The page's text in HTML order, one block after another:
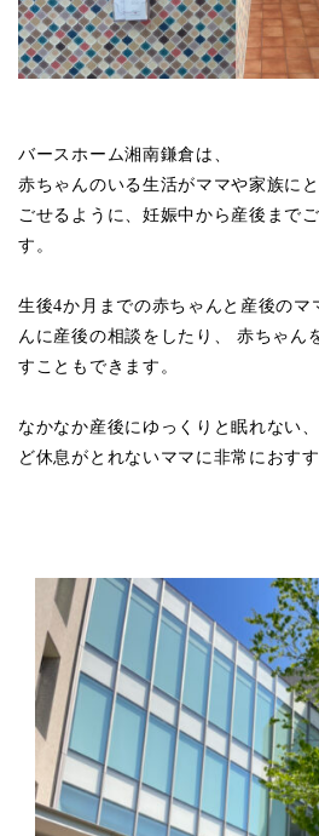
バースホーム湘南鎌倉は、
赤ちゃんのいる生活がママや家族に
ごせるように、妊娠中から産後まで
す。
生後4か月までの赤ちゃんと産後のマ
んに産後の相談をしたり、 赤ちゃん
すこともできます。
なかなか産後にゆっくりと眠れない
ど休息がとれないママに非常におすす